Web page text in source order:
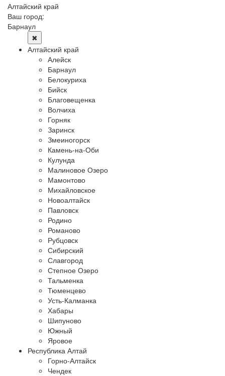
Алтайский край
Ваш город:
Барнаул
✖
Алтайский край
Алейск
Барнаул
Белокуриха
Бийск
Благовещенка
Волчиха
Горняк
Заринск
Змеиногорск
Камень-на-Оби
Кулунда
Малиновое Озеро
Мамонтово
Михайловское
Новоалтайск
Павловск
Родино
Романово
Рубцовск
Сибирский
Славгород
Степное Озеро
Тальменка
Тюменцево
Усть-Калманка
Хабары
Шипуново
Южный
Яровое
Республика Алтай
Горно-Алтайск
Чендек